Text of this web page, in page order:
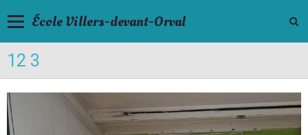
École Villers-devant-Orval
12 3